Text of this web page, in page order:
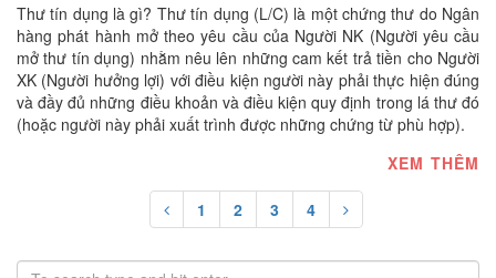
Thư tín dụng là gì? Thư tín dụng (L/C) là một chứng thư do Ngân
hàng phát hành mở theo yêu cầu của Người NK (Người yêu cầu
mở thư tín dụng) nhằm nêu lên những cam kết trả tiền cho Người
XK (Người hưởng lợi) với điều kiện người này phải thực hiện đúng
và đầy đủ những điều khoản và điều kiện quy định trong lá thư đó
(hoặc người này phải xuất trình được những chứng từ phù hợp).
XEM THÊM
1 2 3 4